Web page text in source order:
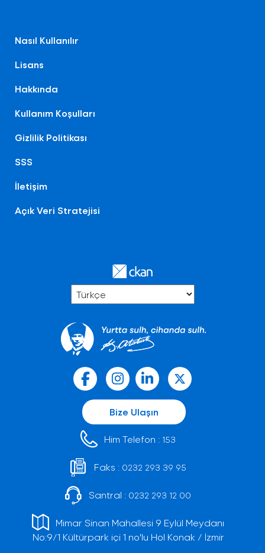
Nasıl Kullanılır
Lisans
Hakkında
Kullanım Koşulları
Gizlilik Politikası
SSS
İletişim
Açık Veri Stratejisi
Bize Ulaşın
Him Telefon : 153
Faks : 0232 293 39 95
Santral : 0232 293 12 00
Mimar Sinan Mahallesi 9 Eylül Meydanı
No:9/1 Kültürpark içi 1 no'lu Hol Konak / İzmir